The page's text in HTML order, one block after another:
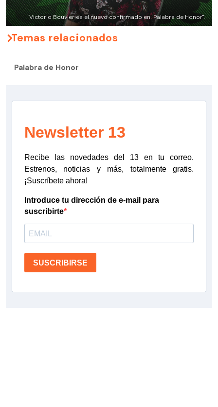
Victorio Bouvier es el nuevo confirmado en "Palabra de Honor".
Temas relacionados
Palabra de Honor
Newsletter 13
Recibe las novedades del 13 en tu correo.
Estrenos, noticias y más, totalmente gratis.
¡Suscríbete ahora!
Introduce tu dirección de e-mail para
suscribirte
SUSCRIBIRSE